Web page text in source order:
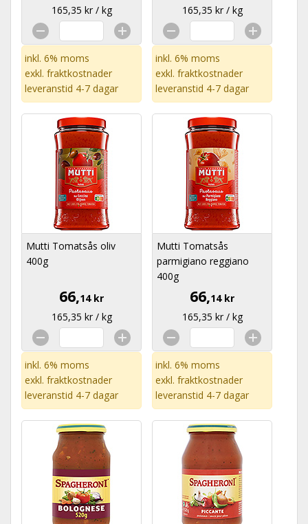
165,35 kr / kg
inkl. 6% moms
exkl. fraktkostnader
leveranstid 4-7 dagar
165,35 kr / kg
inkl. 6% moms
exkl. fraktkostnader
leveranstid 4-7 dagar
Mutti Tomatsås oliv
400g
66,14 kr
165,35 kr / kg
inkl. 6% moms
exkl. fraktkostnader
leveranstid 4-7 dagar
Mutti Tomatsås
parmigiano reggiano
400g
66,14 kr
165,35 kr / kg
inkl. 6% moms
exkl. fraktkostnader
leveranstid 4-7 dagar